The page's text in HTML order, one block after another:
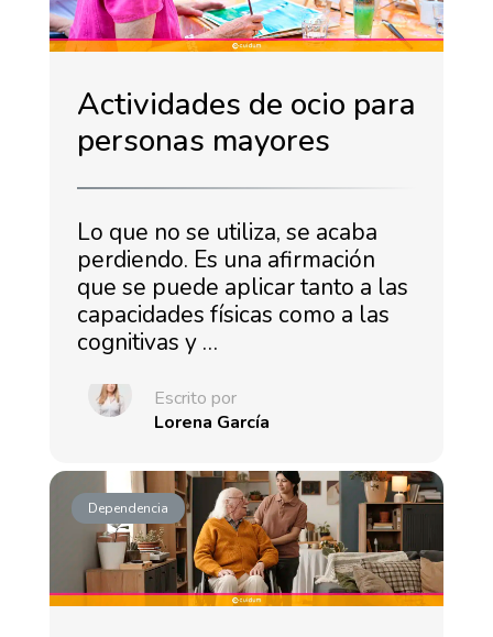
Actividades de ocio para
personas mayores
Lo que no se utiliza, se acaba
perdiendo. Es una afirmación
que se puede aplicar tanto a las
capacidades físicas como a las
cognitivas y …
Escrito por
Lorena García
Dependencia